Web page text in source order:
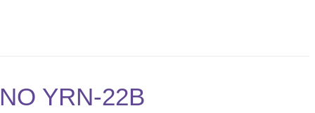
YRN-22B